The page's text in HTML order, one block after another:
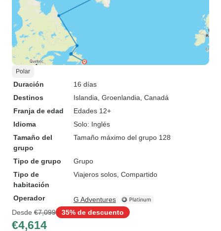
Polar
Duración
16 días
Destinos
Islandia , Groenlandia , Canadá
Franja de edad
Edades 12+
Idioma
Solo: Inglés
Tamaño del
grupo
Tamaño máximo del grupo 128
Tipo de grupo
Grupo
Tipo de
habitación
Viajeros solos, Compartido
Operador
G Adventures
Desde €7,099 35% de descuento
€4,614